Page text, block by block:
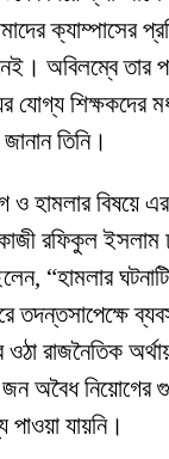
ক্যাম্পাসের
অবিলম্বে তার
যোগ্য শিক্ষকদের
তিনি।
হামলার বিষয়ে
রফিকুল ইসলাম
“হামলার
তদন্তসাপেক্ষে
রাজনৈতিক
অবৈধ নিয়োগের
যায়নি।